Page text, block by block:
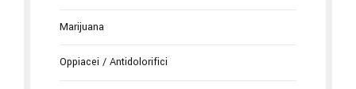
Marijuana
Oppiacei / Antidolorifici